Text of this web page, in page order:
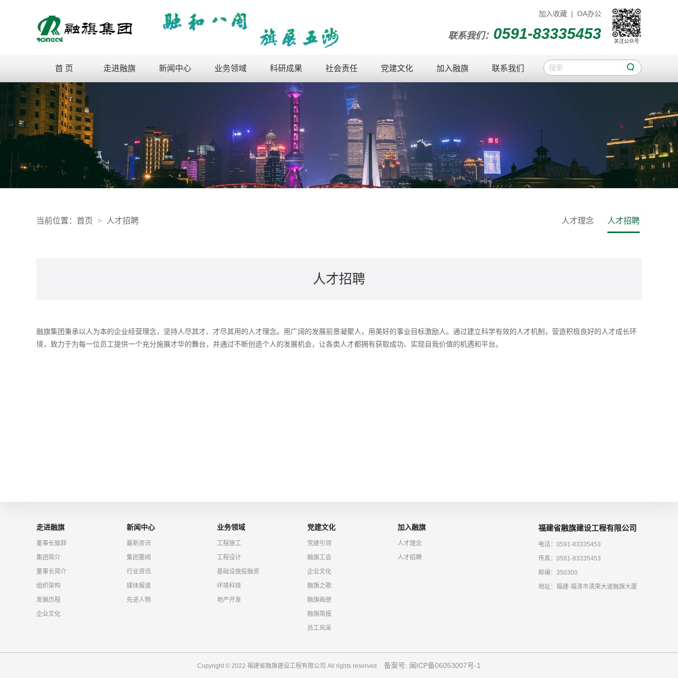
关注公众号
加入收藏 | OA办公
联系我们： 0591-83335453
首 页 走进融旗 新闻中心 业务领域 科研成果 社会责任 党建文化 加入融旗 联系我们 
当前位置： 首页 > 人才招聘 人才理念 人才招聘
人才招聘
融旗集团秉承以人为本的企业经营理念，坚持人尽其才、才尽其用的人才理念。用广阔的发展前景凝聚人，用美好的事业目标激励人。通过建立科学有效的人才机制，营造积极良好的人才成长环
境，致力于为每一位员工提供一个充分施展才华的舞台，并通过不断创造个人的发展机会，让各类人才都拥有获取成功、实现自我价值的机遇和平台。
走进融旗
董事长致辞
集团简介
董事长简介
组织架构
发展历程
企业文化
新闻中心
最新资讯
集团要闻
行业资讯
媒体报道
先进人物
业务领域
工程施工
工程设计
基础设施投融资
环境科技
地产开发
党建文化
党建引领
融旗工会
企业文化
融旗之歌
融旗画册
融旗简报
员工风采
加入融旗
人才理念
人才招聘
福建省融旗建设工程有限公司
电话：0591-83335453
传真：0591-83335453
邮编：350300
地址：福建·福清市清荣大道融旗大厦
Copyright © 2022 福建省融旗建设工程有限公司 All rights reserved 备案号: 闽ICP备06053007号-1